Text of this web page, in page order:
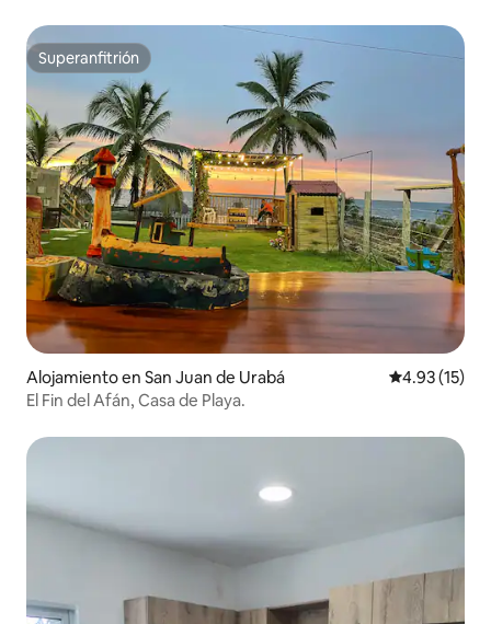
Superanfitrión
Superanfitrión
Alojamiento en San Juan de Urabá Calificación
4.93 (15)
El Fin del Afán, Casa de Playa.